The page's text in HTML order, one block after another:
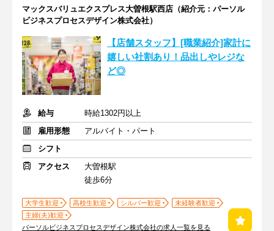
マックスバリュエクスプレス大曽根駅西店（紹介元：パーソル
ビジネスプロセスデザイン株式会社）
【店舗スタッフ】[職業紹介]家計に
嬉しい社割あり！品出しやレジな
ど◎
給与
時給1302円以上
雇用形態
アルバイト・パート
シフト
アクセス
大曽根駅
徒歩6分
大学生歓迎 高校生歓迎 シルバー歓迎
未経験者歓迎
主婦(夫)歓迎
パーソルビジネスプロセスデザイン株式会社の求人一覧を見る